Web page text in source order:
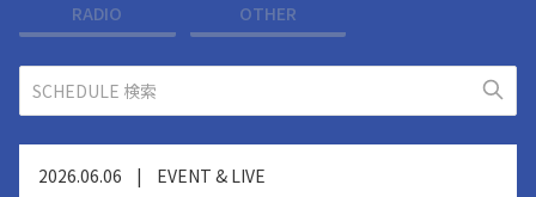
RADIO OTHER
2026.06.06 |
EVENT & LIVE